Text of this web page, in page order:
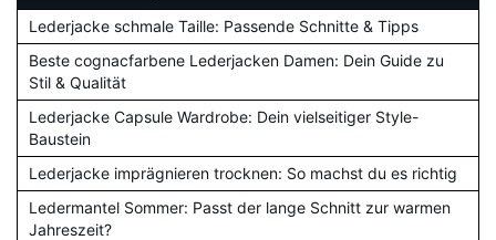
Lederjacke schmale Taille: Passende Schnitte & Tipps
Beste cognacfarbene Lederjacken Damen: Dein Guide zu
Stil & Qualität
Lederjacke Capsule Wardrobe: Dein vielseitiger Style-
Baustein
Lederjacke imprägnieren trocknen: So machst du es richtig
Ledermantel Sommer: Passt der lange Schnitt zur warmen
Jahreszeit?